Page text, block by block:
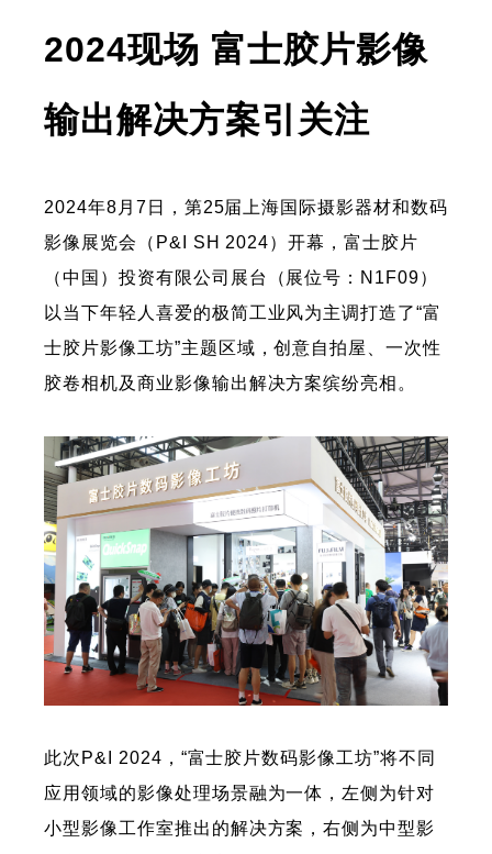
2024现场 富士胶片影像
输出解决方案引关注
2024年8月7日，第25届上海国际摄影器材和数码
影像展览会（P&I SH 2024）开幕，富士胶片
（中国）投资有限公司展台（展位号：N1F09）
以当下年轻人喜爱的极简工业风为主调打造了“富
士胶片影像工坊”主题区域，创意自拍屋、一次性
胶卷相机及商业影像输出解决方案缤纷亮相。
此次P&I 2024，“富士胶片数码影像工坊”将不同
应用领域的影像处理场景融为一体，左侧为针对
小型影像工作室推出的解决方案，右侧为中型影